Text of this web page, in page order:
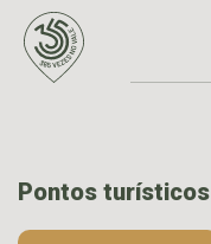
Pontos turísticos